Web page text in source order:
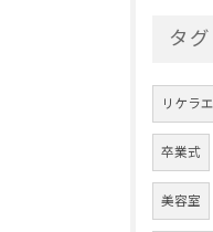
タグ
リケラ
卒業式
美容室